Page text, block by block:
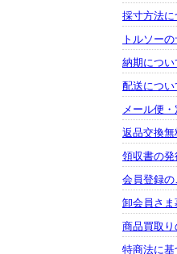
採寸方法
トルソー
納期につい
配送につい
メール便
返品交換
領収書の
会員登録
卸会員さ
商品買取
特商法に